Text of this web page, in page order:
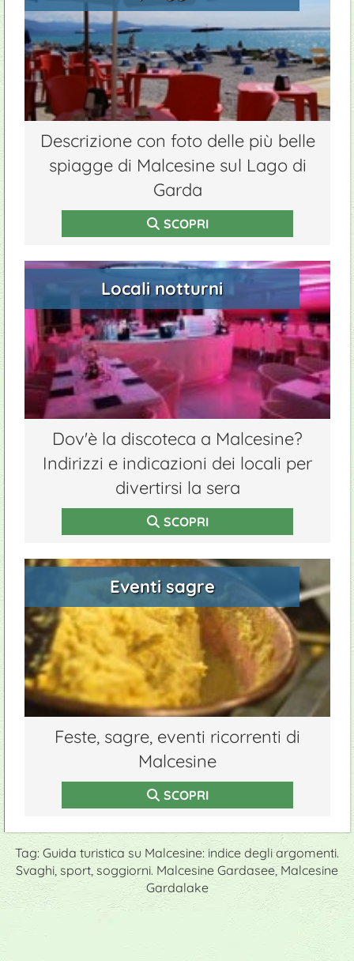
Escursioni sul Monte Baldo in funivia
Monte Baldo
Isola dell'Olivo
Appartamenti
Ristoranti
Ciclismo
Maratone
Windsurf
Prodotti tipici
Giardinieri
Descrizione con foto delle più belle
spiagge di Malcesine sul Lago di
Garda
SCOPRI
Locali notturni
Dov'è la discoteca a Malcesine?
Indirizzi e indicazioni dei locali per
divertirsi la sera
SCOPRI
Eventi sagre
Feste, sagre, eventi ricorrenti di
Malcesine
SCOPRI
Tag: Guida turistica su Malcesine: indice degli argomenti.
Svaghi, sport, soggiorni. Malcesine Gardasee, Malcesine
Gardalake